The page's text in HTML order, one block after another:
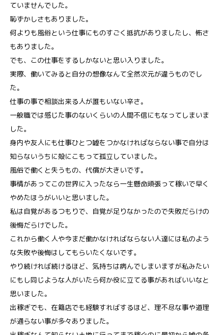
ていませんでした。
恥ずかしさもありました。
何よりも風俗という仕事にものすごく抵抗がありましたし、怖さ
もありました。
でも、この仕事をするしかないと思い入りました。
実際、働いてみると自分の想像なんて全然次元が違うものでし
た。
仕事の事で相談出来る人が誰もいない辛さ。
一般職では感じた事のないくらいの人間不信にもなってしまいま
した。
身内や友人にも仕事ひとつ嘘をつかなければならない事で自分は
知らないうちに殻にこもって孤立していました。
風俗で働くと失うもの、代償が大きいです。
事情があってこの世界に入ったなら一生懸命頑張って稼いで早く
やめたほうがいいと思いました。
私は自覚があるつもりで、自覚が足りなかったので失敗だらけの
後悔だらけでした。
これから働く人や今まだ働かなければならない人達には私のよう
な失敗や後悔はしてもらいたくないです。
やり続ければ続けるほど、気持ちは病んでしまいますが私みたい
にもし同じような人がいたら何か役に立てる事があればいいなと
思いました。
出稼ぎでも、在籍店でも経験すればするほど、理不尽な事や道理
が通らない事が多々ありました。